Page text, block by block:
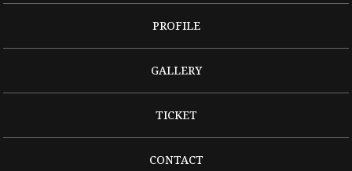
PROFILE
GALLERY
TICKET
CONTACT